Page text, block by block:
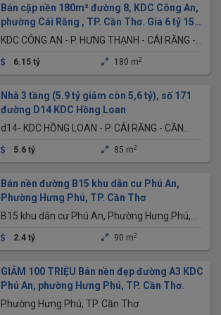
Bán cặp nền 180m² đường 8, KDC Công An,
phường Cái Răng , TP. Cần Thơ. Gía 6 tỷ 150
triệu
KDC CÔNG AN - P. HƯNG THẠNH - CÁI RĂNG -
6.15 tỷ 180 m2
Nhà 3 tầng (5.9 tỷ giảm còn 5,6 tỷ), số 171
đường D14 KDC Hồng Loan
d14- KDC HỒNG LOAN - P. CÁI RĂNG - CẦN
5.6 tỷ 85 m2
Bán nền đường B15 khu dân cư Phú An,
Phường Hưng Phú, TP. Cần Thơ
B15 khu dân cư Phú An, Phường Hưng Phú,
2.4 tỷ 90 m2
GIẢM 100 TRIỆU Bán nền đẹp đường A3 KDC
Phú An, phường Hưng Phú, TP. Cần Thơ.
Phường Hưng Phú, TP. Cần Thơ